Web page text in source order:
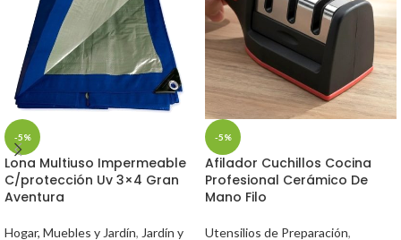
-5%
Lona Multiuso Impermeable
C/protección Uv 3×4 Gran
Aventura
Hogar, Muebles y Jardín, Jardín y
-5%
Afilador Cuchillos Cocina
Profesional Cerámico De
Mano Filo
Utensilios de Preparación,